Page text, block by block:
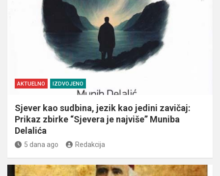
AKTUELNO IZDVOJENO
Sjever kao sudbina, jezik kao jedini zavičaj:
Prikaz zbirke “Sjevera je najviše” Muniba
Delalića
5 dana ago Redakcija